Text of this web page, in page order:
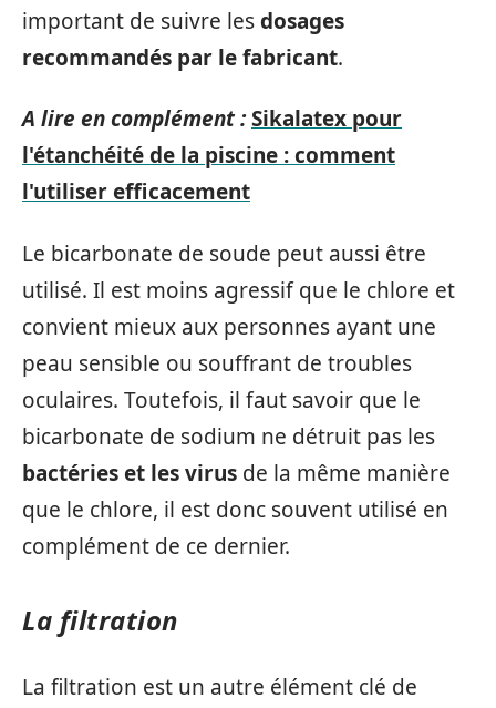
important de suivre lesdosages
recommandés par le fabricant.
A lire en complément :Sikalatex pour
l'étanchéité de la piscine : comment
l'utiliser efficacement
Le bicarbonate de soude peut aussi être
utilisé. Il est moins agressif que le chlore et
convient mieux aux personnes ayant une
peau sensible ou souffrant de troubles
oculaires. Toutefois, il faut savoir que le
bicarbonate de sodium ne détruit pas les
bactéries et les virus de la même manière
que le chlore, il est donc souvent utilisé en
complément de ce dernier.
La filtration
La filtration est un autre élément clé de